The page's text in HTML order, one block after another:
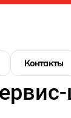
Контакты